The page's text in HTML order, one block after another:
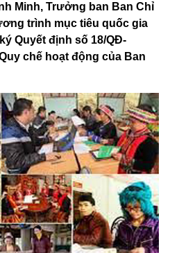
Minh, Trưởng ban Ban Chỉ
trình mục tiêu quốc gia
Quyết định số 18/QĐ-
chế hoạt động của Ban